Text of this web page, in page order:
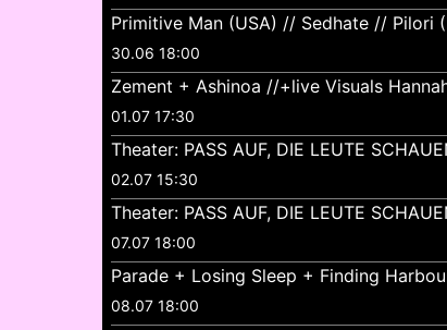
Primitive Man (USA) // Sedhate // Pilori
30.06 18:00
Zement + Ashinoa //+live Visuals
01.07 17:30
Theater: PASS AUF, DIE LEUTE
02.07 15:30
Theater: PASS AUF, DIE LEUTE
07.07 18:00
Parade + Losing Sleep + Finding
08.07 18:00